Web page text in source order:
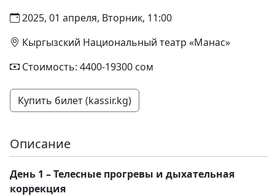
2025, 01 апреля, Вторник, 11:00
Кыргызский Национальный театр «Манас»
Стоимость: 4400-19300 сом
Купить билет (kassir.kg)
Описание
День 1 – Телесные прогревы и дыхательная
коррекция